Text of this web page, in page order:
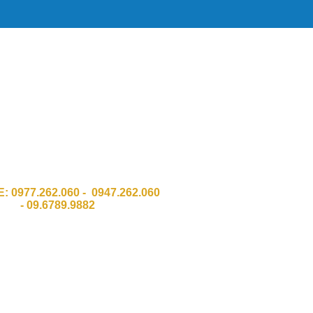
0977.262.060 - 0947.262.060
-09.6789.9882